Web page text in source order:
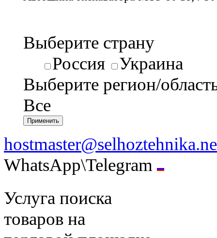
Выберите страну
Россия
Украина
Выберите регион/
Все
WhatsApp\Telegram
Услуга поиска
товаров на